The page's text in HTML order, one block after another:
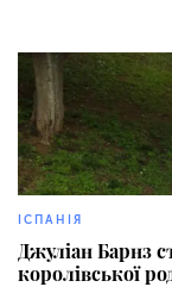
ІСПАНІЯ
Джуліан Барнз
королівської